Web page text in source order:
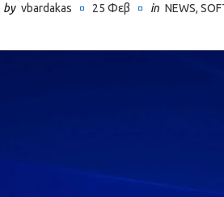
by vbardakas 25 Φεβ in NEWS,